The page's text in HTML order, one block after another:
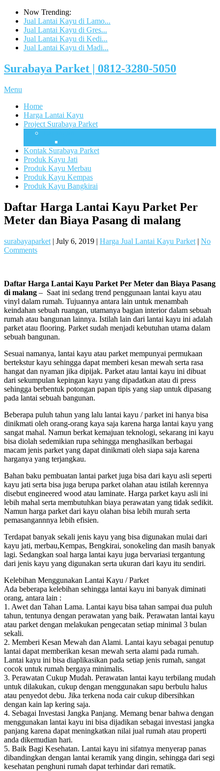
Now Trending:
Jual Lantai Kayu di Lamo...
Jual Lantai Kayu di Gres...
Jual Lantai Kayu di Kedi...
Jual Lantai Kayu di Madi...
Surabaya Parket | 0812-3280-5050
Menu
Home
Harga Lantai Kayu
Project Surabaya Parket
Kontak Surabaya Parket
Produk Kayu Jati
Produk Kayu Merbau
Produk Kayu Kempas
Produk Kayu Bangkirai
Daftar Harga Lantai Kayu Parket Per
Meter dan Biaya Pasang di malang
surabayaparket | July 6, 2019 | Harga Jual Lantai Kayu Parket | No
Comments
Daftar Harga Lantai Kayu Parket Per Meter dan Biaya Pasang
di malang – Saat ini sedang trend penggunaan lantai kayu atau
vinyl dalam rumah. Tujuannya antara lain untuk menambah
keindahan sebuah ruangan, utamanya bagian interior dalam sebuah
rumah atau bangunan lainnya. Istilah lain dari lantai kayu ini adalah
parket atau flooring. Parket sudah menjadi kebutuhan utama dalam
sebuah bangunan.
Sesuai namanya, lantai kayu atau parket mempunyai permukaan
bertekstur kayu sehingga dapat memberi kesan mewah serta rasa
hangat dan nyaman jika dipijak. Parket atau lantai kayu ini dibuat
dari sekumpulan kepingan kayu yang dipadatkan atau di press
sehingga berbentuk potongan papan tipis yang siap untuk dipasang
pada lantai sebuah bangunan.
Beberapa puluh tahun yang lalu lantai kayu / parket ini hanya bisa
dinikmati oleh orang-orang kaya saja karena harga lantai kayu yang
sangat mahal. Namun berkat kemajuan teknologi, sekarang ini kayu
bisa diolah sedemikian rupa sehingga menghasilkan berbagai
macam jenis parket yang dapat dinikmati oleh siapa saja karena
harganya yang terjangkau.
Bahan baku pembuatan lantai parket juga bisa dari kayu asli seperti
kayu jati serta bisa juga berupa parket olahan atau istilah kerennya
disebut engineered wood atau laminate. Harga parket kayu asli ini
lebih mahal serta membutuhkan biaya perawatan yang tidak sedikit.
Namun harga parket dari kayu olahan bisa lebih murah serta
pemasangannnya lebih efisien.
Terdapat banyak sekali jenis kayu yang bisa digunakan mulai dari
kayu jati, merbau,Kempas, Bengkirai, sonokeling dan masih banyak
lagi. Sedangkan soal harga lantai kayu juga bervariasi tergantung
dari jenis kayu yang digunakan serta ukuran dari kayu itu sendiri.
Kelebihan Menggunakan Lantai Kayu / Parket
Ada beberapa kelebihan sehingga lantai kayu ini banyak diminati
orang, antara lain :
1. Awet dan Tahan Lama. Lantai kayu bisa tahan sampai dua puluh
tahun, tentunya dengan perawatan yang baik. Perawatan lantai kayu
atau parket dengan melakukan pengecatan setiap minimal 3 bulan
sekali.
2. Memberi Kesan Mewah dan Alami. Lantai kayu sebagai penutup
lantai dapat memberikan kesan mewah serta alami pada rumah.
Lantai kayu ini bisa diaplikasikan pada setiap jenis rumah, sangat
cocok untuk rumah bergaya minimalis.
3. Perawatan Cukup Mudah. Perawatan lantai kayu terbilang mudah
untuk dilakukan, cukup dengan menggunakan sapu berbulu halus
atau penyedot debu. Jika terkena noda cair cukup dibersihkan
dengan kain lap kering saja.
4. Sebagai Investasi Jangka Panjang. Memang benar bahwa dengan
menggunakan lantai kayu ini bisa dijadikan sebagai investasi jangka
panjang karena dapat meningkatkan nilai jual rumah atau properti
anda dikemudian hari.
5. Baik Bagi Kesehatan. Lantai kayu ini sifatnya menyerap panas
dibandingkan dengan lantai keramik yang dingin, sehingga dari segi
kesehatan penghuni rumah dapat terhindar dari rematik.